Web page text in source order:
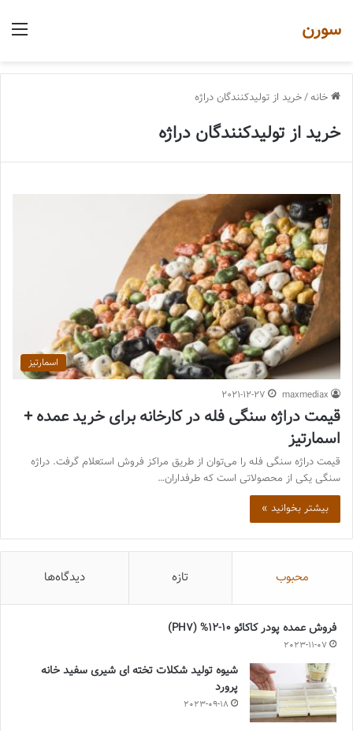
سورن
خانه/خرید از تولیدکنندگان دراژه
خرید از تولیدکنندگان دراژه
اسمارتیز
maxmediax
2021-12-27
قیمت دراژه سنگی فله در کارخانه برای خرید عمده +
اسمارتیز
قیمت دراژه سنگی فله را می‌توان از طریق مراکز فروش استعلام گرفت. دراژه
سنگی یکی از محصولاتی است که طرفداران…
بیشتر بخوانید »
محبوب تازه دیدگاه‌ها
فروش عمده پودر کاکائو 10-12% (PH7)
2023-11-07
شیوه تولید شکلات تخته ای شیری سفید خانه
پرورد
2023-09-18